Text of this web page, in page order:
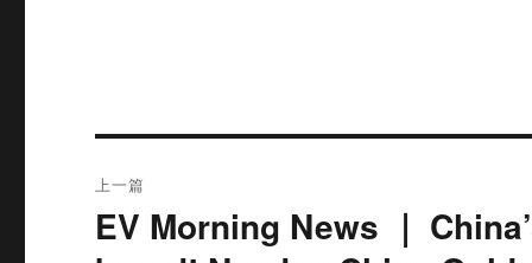
章
上一篇
上
篇
EV Morning News ｜